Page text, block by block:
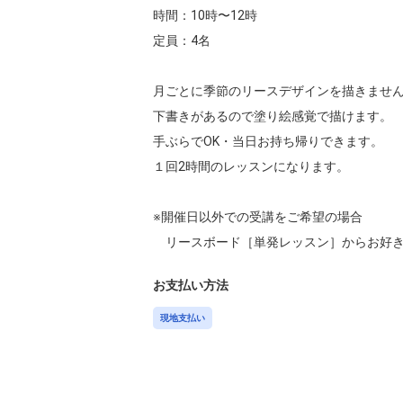
時間：10時〜12時
定員：4名
月ごとに季節のリースデザインを描きませ
下書きがあるので塗り絵感覚で描けます。
手ぶらでOK・当日お持ち帰りできます。
１回2時間のレッスンになります。
※開催日以外での受講をご希望の場合
リースボード［単発レッスン］からお好
お支払い方法
現地支払い